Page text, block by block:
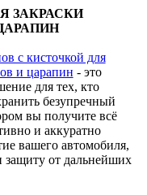
ЗАКРАСКИ
с кисточкой для
и царапин - это
для тех, кто
безупречный
вы получите всё
и аккуратно
вашего автомобиля,
защиту от дальнейших